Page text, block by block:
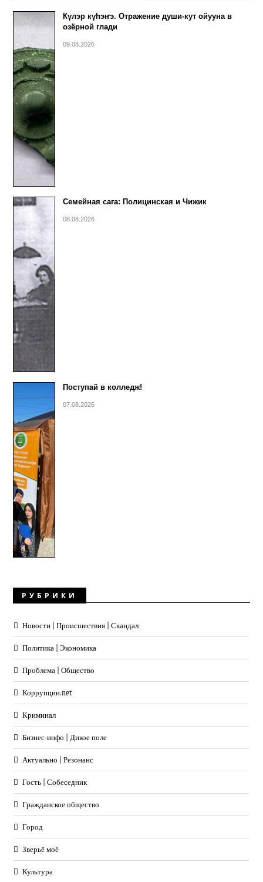
Күлэр күhэҥэ. Отражение души-кут ойууна в
озёрной глади
09.08.2026
Семейная сага: Полицинская и Чижик
08.08.2026
Поступай в колледж!
07.08.2026
РУБРИКИ
Новости | Происшествия | Скандал
Политика | Экономика
Проблема | Общество
Коррупции.net
Криминал
Бизнес-инфо | Дикое поле
Актуально | Резонанс
Гость | Собеседник
Гражданское общество
Город
Зверьё моё
Культура